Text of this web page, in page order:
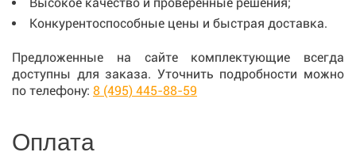
Конкурентоспособные цены и быстрая доставка.
Предложенные на сайте комплектующие всегда
доступны для заказа. Уточнить подробности можно
по телефону: 8 (495) 445-88-59
Оплата